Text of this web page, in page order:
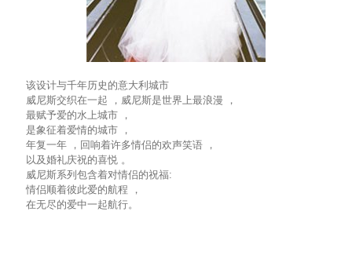
该设计与千年历史的意大利城市
威尼斯交织在一起 ，威尼斯是世界上最浪漫 ，
最赋予爱的水上城市 ，
是象征着爱情的城市 ，
年复一年 ，回响着许多情侣的欢声笑语 ，
以及婚礼庆祝的喜悦 。
威尼斯系列包含着对情侣的祝福:
情侣顺着彼此爱的航程 ，
在无尽的爱中一起航行。